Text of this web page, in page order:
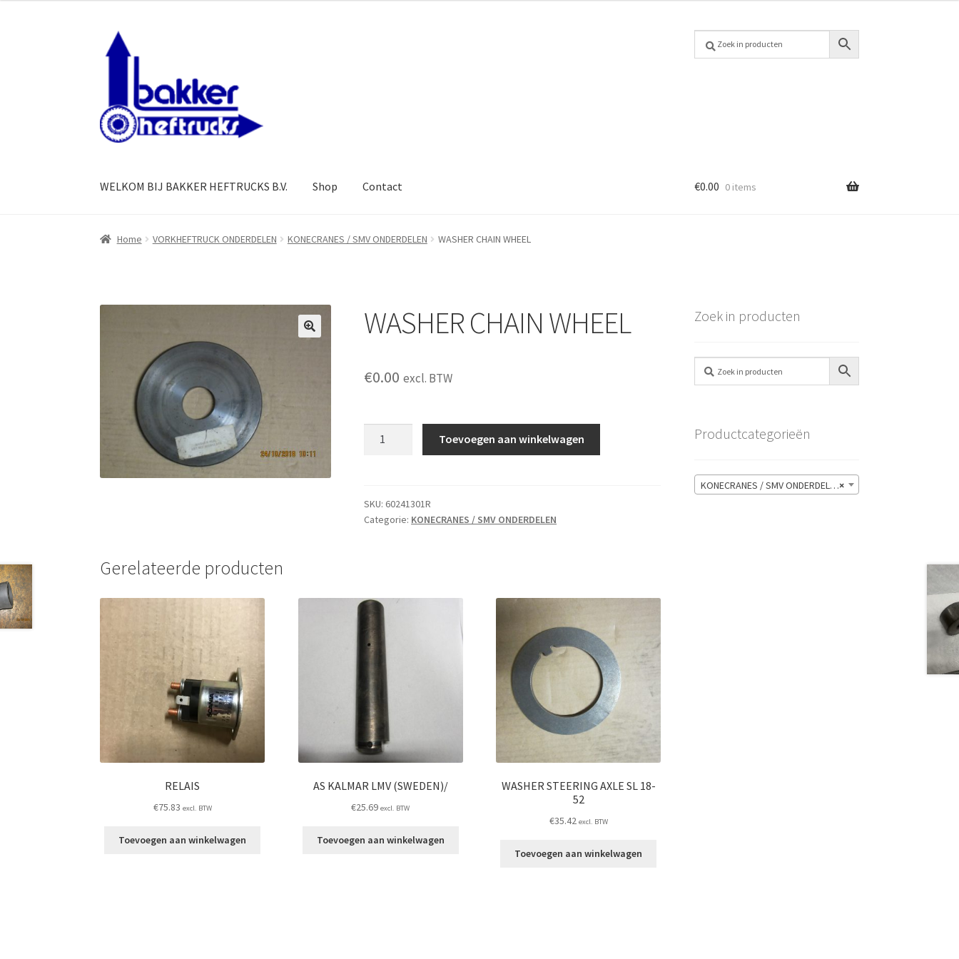
door
navigatie
naar
WELKOM BIJ BAKKER HEFTRUCKS B.V. Shop Contact €0.00 0 items
Home VORKHEFTRUCK ONDERDELEN KONECRANES / SMV ONDERDELEN WASHER CHAIN WHEEL
WASHER CHAIN WHEEL
€0.00 excl. BTW
Toevoegen aan winkelwagen
SKU: 60241301R
Categorie: KONECRANES / SMV ONDERDELEN
Gerelateerde producten
RELAIS
€75.83 excl. BTW
Toevoegen aan winkelwagen
AS KALMAR LMV (SWEDEN)/
€25.69 excl. BTW
Toevoegen aan winkelwagen
WASHER STEERING AXLE SL 18-
52
€35.42 excl. BTW
Toevoegen aan winkelwagen
Zoek in producten
Productcategorieën
×
KONECRANES / SMV ONDERDELEN